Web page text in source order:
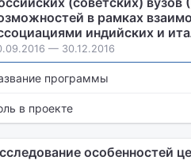
в рамках
индийских и
— 30.12.2016
программы
в проекте
особенностей